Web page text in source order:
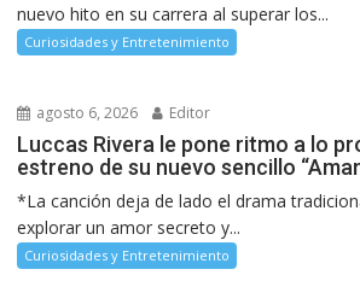
nuevo hito en su carrera al superar los...
Curiosidades y Entretenimiento
agosto 6, 2026 Editor
Luccas Rivera le pone ritmo a lo
estreno de su nuevo sencillo
*La canción deja de lado el drama
explorar un amor secreto y...
Curiosidades y Entretenimiento